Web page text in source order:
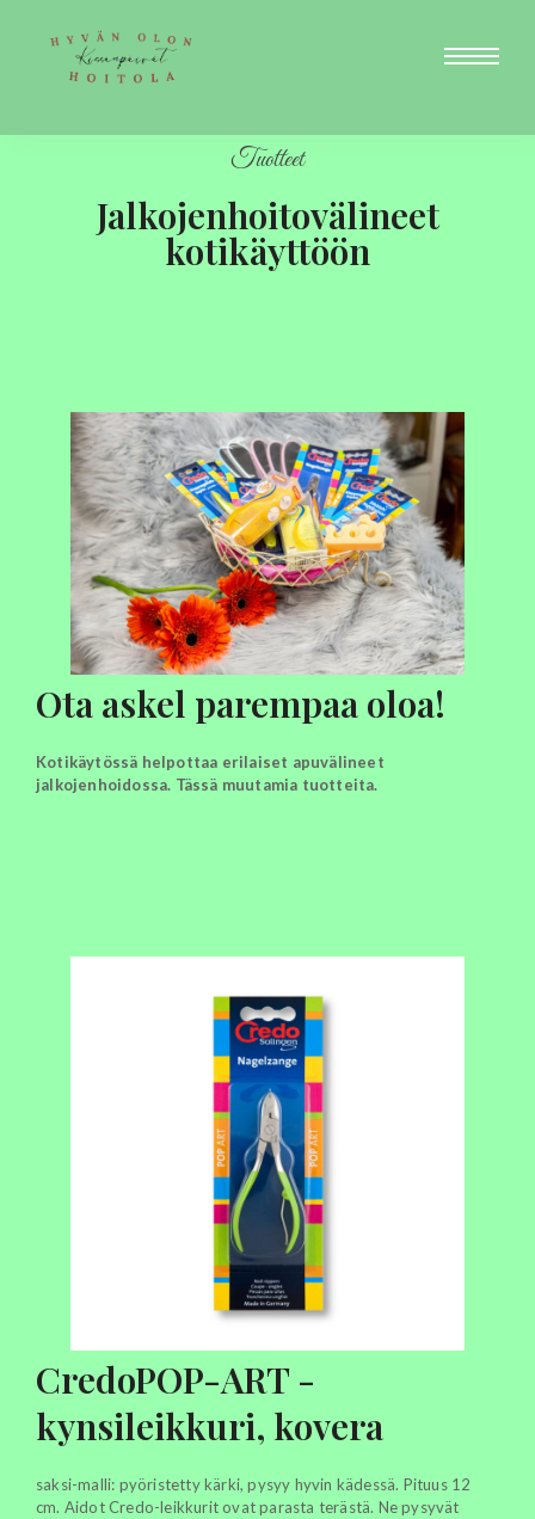
Tuotteet
Jalkojenhoitovälineet
kotikäyttöön
Ota askel parempaa oloa!
Kotikäytössä helpottaa erilaiset apuvälineet
jalkojenhoidossa. Tässä muutamia tuotteita.
CredoPOP-ART -
kynsileikkuri, kovera
saksi-malli: pyöristetty kärki, pysyy hyvin kädessä. Pituus 12
cm. Aidot Credo-leikkurit ovat parasta terästä. Ne pysyvät